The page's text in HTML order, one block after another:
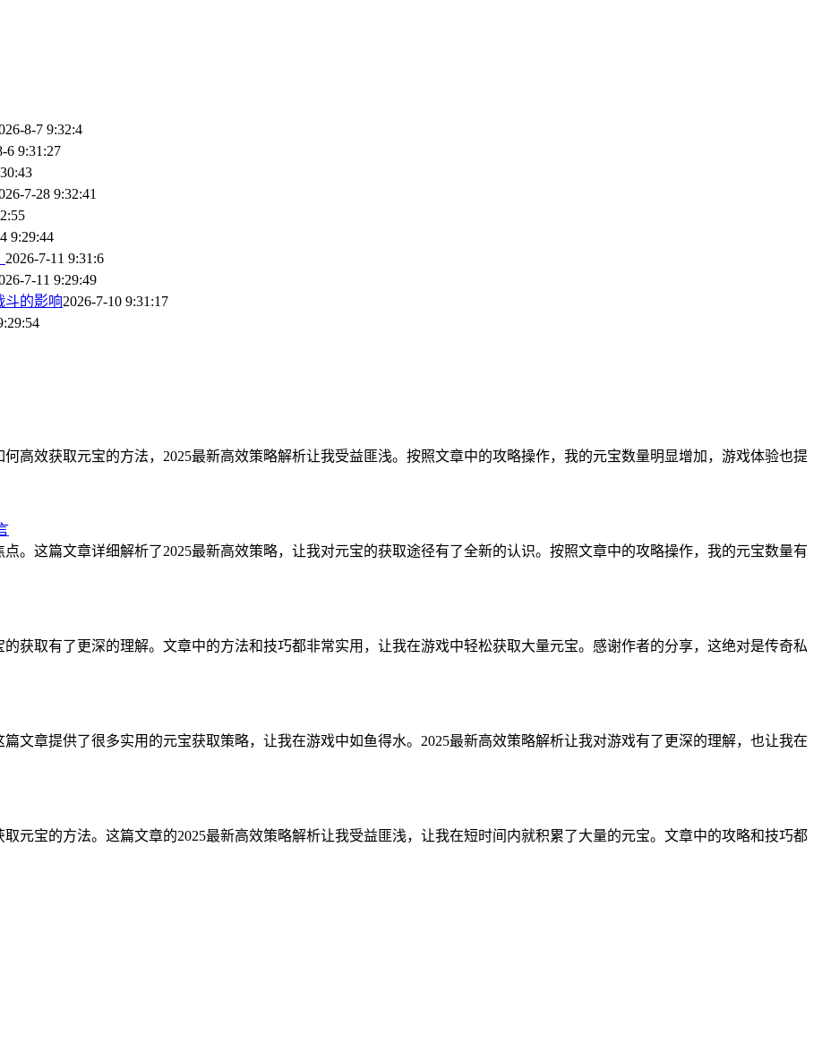
8-7 9:32:4
6 9:31:27
7-28 9:32:41
9:29:44
2026-7-11 9:31:6
7-11 9:29:49
斗的影响2026-7-10 9:31:17
高效获取元宝的方法，2025最新高效策略解析让我受益匪浅。按照文章中的攻略操作，我的元宝数量明显增加，游戏体验也提
。这篇文章详细解析了2025最新高效策略，让我对元宝的获取途径有了全新的认识。按照文章中的攻略操作，我的元宝数量有
获取有了更深的理解。文章中的方法和技巧都非常实用，让我在游戏中轻松获取大量元宝。感谢作者的分享，这绝对是传奇私
文章提供了很多实用的元宝获取策略，让我在游戏中如鱼得水。2025最新高效策略解析让我对游戏有了更深的理解，也让我在
元宝的方法。这篇文章的2025最新高效策略解析让我受益匪浅，让我在短时间内就积累了大量的元宝。文章中的攻略和技巧都